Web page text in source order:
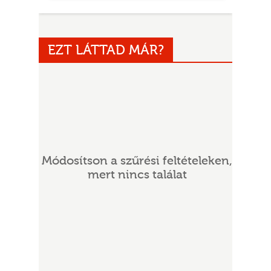
EZT LÁTTAD MÁR?
Módosítson a szűrési feltételeken,
mert nincs találat